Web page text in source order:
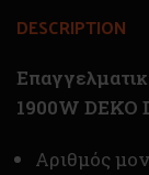
DESCRIPTION
1900W DEKO
Αριθμός